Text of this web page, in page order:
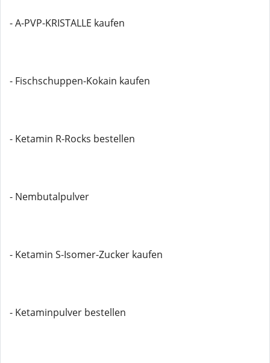
- A-PVP-KRISTALLE kaufen
- Fischschuppen-Kokain kaufen
- Ketamin R-Rocks bestellen
- Nembutalpulver
- Ketamin S-Isomer-Zucker kaufen
- Ketaminpulver bestellen